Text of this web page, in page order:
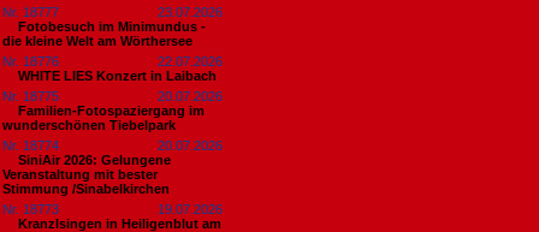
Nr. 18777
23.07.2026
Fotobesuch im Minimundus -
die kleine Welt am Wörthersee
Nr. 18776
22.07.2026
WHITE LIES Konzert in Laibach
Nr. 18775
20.07.2026
Familien-Fotospaziergang im
wunderschönen Tiebelpark
Nr. 18774
20.07.2026
SiniAir 2026: Gelungene
Veranstaltung mit bester
Stimmung /Sinabelkirchen
Nr. 18773
19.07.2026
Kranzlsingen in Heiligenblut am